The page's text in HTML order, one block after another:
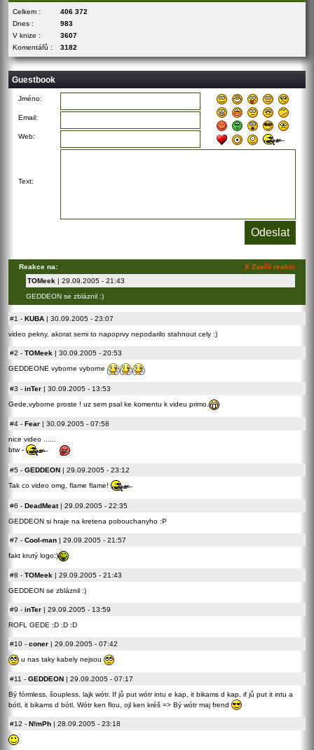
Celkem :
406 372
Dnes :
983
V knize :
3607
Komentářů :
3182
Guestbook
Jméno:
Email:
Web:
Text:
X Zavřít reakci
Reakce na:
TOMeek | 29.09.2005 - 21:43
GEDDEON se zbláznil :)
#1 - KUBA | 30.09.2005 - 23:07
video pekny, akorat semi to napoprvy nepodarilo stahnout cely :)
#2 - TOMeek | 30.09.2005 - 20:53
GEDDEONE vyborne vyborne
#3 - inTer | 30.09.2005 - 13:53
Gede,vyborne proste ! uz sem psal ke komentu k videu primo.
#4 - Fear | 30.09.2005 - 07:58
nice video ......
btw -
#5 - GEDDEON | 29.09.2005 - 23:12
Tak co video omg, flame flame!
#6 - DeadMeat| 29.09.2005 - 22:35
GEDDEON si hraje na kretena pobouchanyho :P
#7 - Cool-man | 29.09.2005 - 21:57
fakt krutý logo:)
#8 - TOMeek | 29.09.2005 - 21:43
GEDDEON se zbláznil :)
#9 - inTer | 29.09.2005 - 13:59
ROFL GEDE :D :D :D
#10 - coner | 29.09.2005 - 07:42
u nas taky kabely nejsou
#11 - GEDDEON | 29.09.2005 - 07:17
Bý fórmless, šoupless, lajk wótr. If jů put wótr intu e kap, it bikams d kap, if jů put it intu a
bótl, it bikams d bótl. Wótr ken flou, ojl ken kréš => Bý wótr maj frend
#12 - N!mPh | 28.09.2005 - 23:18